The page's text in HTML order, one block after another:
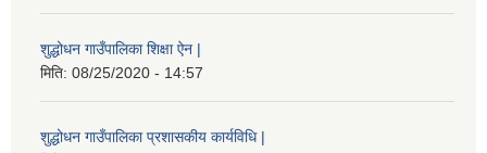
शुद्धोधन गाउँपालिका शिक्षा ऐन |
मिति: 08/25/2020 - 14:57
शुद्धोधन गाउँपालिका प्रशासकीय कार्यविधि |